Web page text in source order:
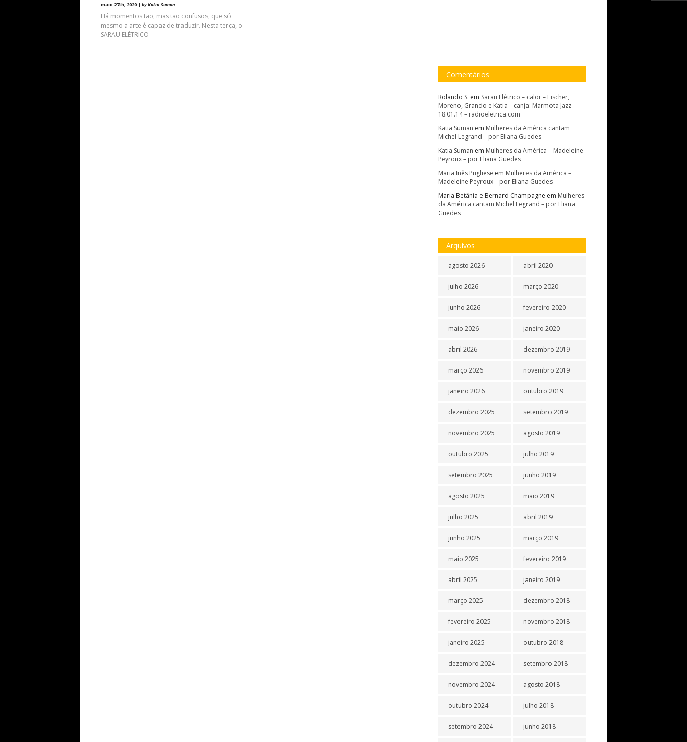
maio 27th, 2020 | by Katia Suman
Há momentos tão, mas tão confusos, que só
mesmo a arte é capaz de traduzir. Nesta terça, o
SARAU ELÉTRICO
Comentários
Rolando S. em Sarau Elétrico – calor – Fischer,
Moreno, Grando e Katia – canja: Marmota Jazz –
18.01.14 – radioeletrica.com
Katia Suman em Mulheres da América cantam
Michel Legrand – por Eliana Guedes
Katia Suman em Mulheres da América – Madeleine
Peyroux – por Eliana Guedes
Maria Inês Pugliese em Mulheres da América –
Madeleine Peyroux – por Eliana Guedes
Maria Betânia e Bernard Champagne em Mulheres
da América cantam Michel Legrand – por Eliana
Guedes
Arquivos
agosto 2026
julho 2026
junho 2026
maio 2026
abril 2026
março 2026
janeiro 2026
dezembro 2025
novembro 2025
outubro 2025
setembro 2025
agosto 2025
julho 2025
junho 2025
maio 2025
abril 2025
março 2025
fevereiro 2025
janeiro 2025
dezembro 2024
novembro 2024
outubro 2024
setembro 2024
abril 2020
março 2020
fevereiro 2020
janeiro 2020
dezembro 2019
novembro 2019
outubro 2019
setembro 2019
agosto 2019
julho 2019
junho 2019
maio 2019
abril 2019
março 2019
fevereiro 2019
janeiro 2019
dezembro 2018
novembro 2018
outubro 2018
setembro 2018
agosto 2018
julho 2018
junho 2018